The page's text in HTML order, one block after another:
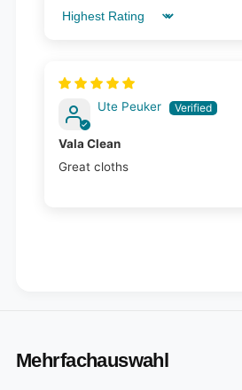
Sort by
Ute Peuker
Vala Clean
Great cloths
Mehrfachauswahl